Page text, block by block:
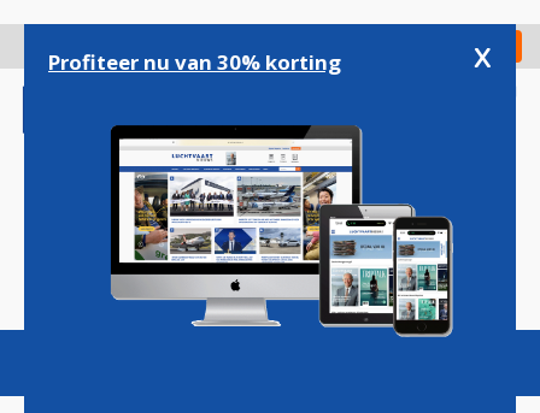
gaan
Check in
Magazine Podcasts Vacatures
Profiteer nu van 30% korting x